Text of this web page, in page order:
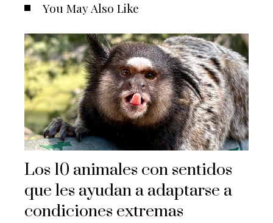
You May Also Like
Los 10 animales con sentidos
que les ayudan a adaptarse a
condiciones extremas